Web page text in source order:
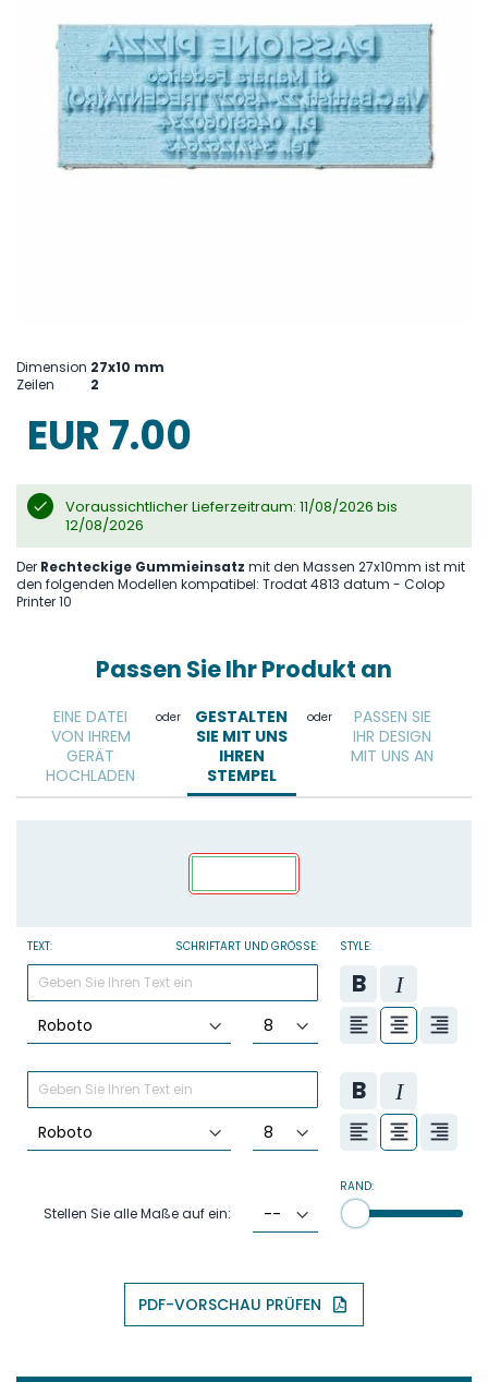
the
beginning
the
images
gallery
Dimension 27x10 mm
Zeilen
2
EUR 7.00
Voraussichtlicher Lieferzeitraum: 11/08/2026 bis
12/08/2026
Der Rechteckige Gummieinsatz mit den Massen 27x10mm ist mit
den folgenden Modellen kompatibel: Trodat 4813 datum - Colop
Printer 10
Passen Sie Ihr Produkt an
EINE DATEI
VON IHREM
GERÄT
HOCHLADEN
oder
GESTALTEN
SIE MIT UNS
IHREN
STEMPEL
TEXT: SCHRIFTART UND GRÖSSE: STYLE:
Stellen Sie alle Maße auf ein:
RAND:
PDF-VORSCHAU PRÜFEN
oder
PASSEN SIE
IHR DESIGN
MIT UNS AN